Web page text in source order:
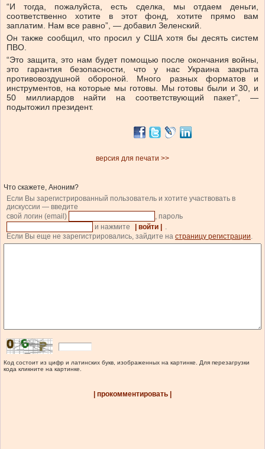
“И тогда, пожалуйста, есть сделка, мы отдаем деньги,
соответственно хотите в этот фонд, хотите прямо вам
заплатим. Нам все равно”, — добавил Зеленский.
Он также сообщил, что просил у США хотя бы десять систем
ПВО.
“Это защита, это нам будет помощью после окончания войны,
это гарантия безопасности, что у нас Украина закрыта
противовоздушной обороной. Много разных форматов и
инструментов, на которые мы готовы. Мы готовы были и 30, и
50 миллиардов найти на соответствующий пакет”, —
подытожил президент.
версия для печати >>
Что скажете, Аноним?
Если Вы зарегистрированный пользователь и хотите участвовать в
дискуссии — введите
свой логин (email)
, пароль
и нажмите
| войти |
.
Если Вы еще не зарегистрировались, зайдите на страницу регистрации.
Код состоит из цифр и латинских букв, изображенных на картинке. Для перезагрузки
кода кликните на картинке.
| прокомментировать |